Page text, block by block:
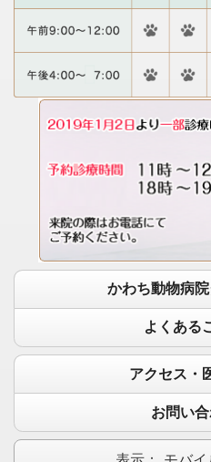
かわち動物病
よくある
アクセス・
お問い